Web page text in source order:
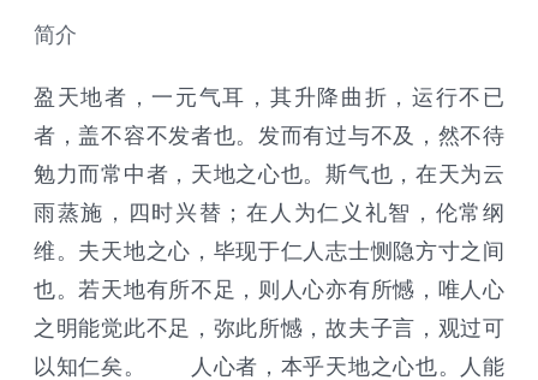
简介
盈天地者，一元气耳，其升降曲折，运行不已
者，盖不容不发者也。发而有过与不及，然不待
勉力而常中者，天地之心也。斯气也，在天为云
雨蒸施，四时兴替；在人为仁义礼智，伦常纲
维。夫天地之心，毕现于仁人志士恻隐方寸之间
也。若天地有所不足，则人心亦有所憾，唯人心
之明能觉此不足，弥此所憾，故夫子言，观过可
以知仁矣。 人心者，本乎天地之心也。人能